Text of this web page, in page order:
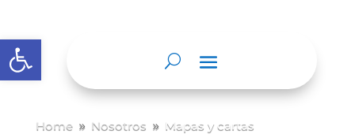
Abrir barra de herramientas
Home 9 Nosotros 9 Mapas y cartas